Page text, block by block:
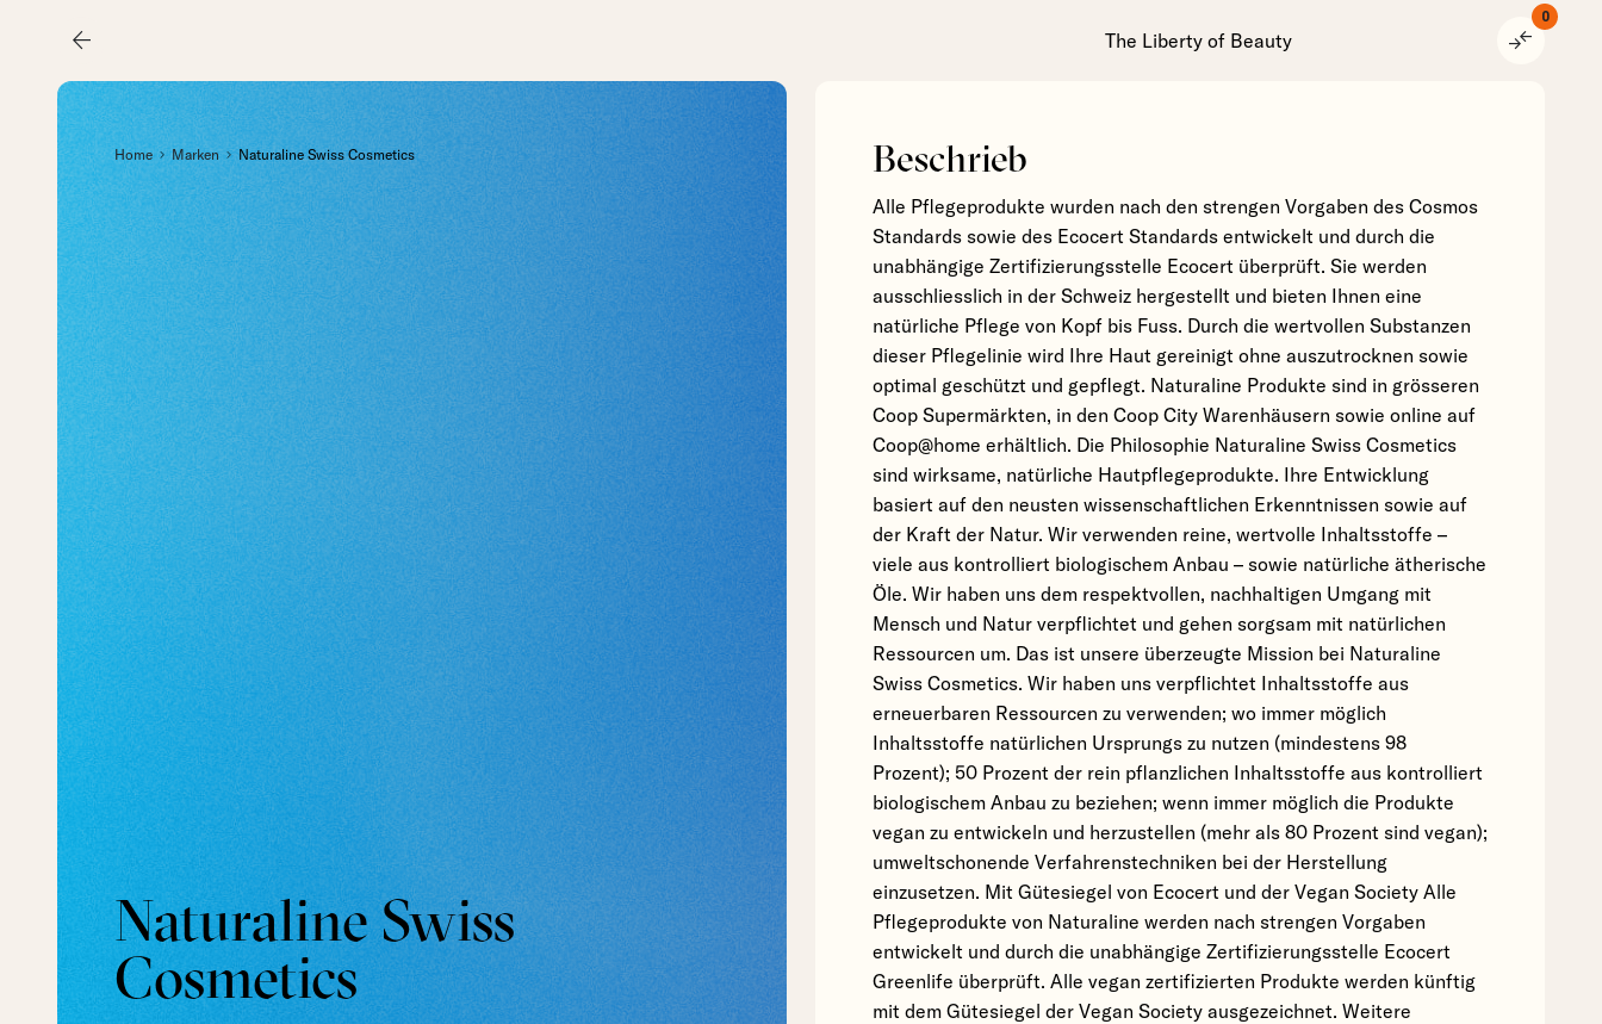
arrow_back The Liberty of Beauty compare_arrows
0
Home Marken Naturaline Swiss Cosmetics
Naturaline Swiss
Cosmetics
Beschrieb
Alle Pflegeprodukte wurden nach den strengen Vorgaben des Cosmos
Standards sowie des Ecocert Standards entwickelt und durch die
unabhängige Zertifizierungsstelle Ecocert überprüft. Sie werden
ausschliesslich in der Schweiz hergestellt und bieten Ihnen eine
natürliche Pflege von Kopf bis Fuss. Durch die wertvollen Substanzen
dieser Pflegelinie wird Ihre Haut gereinigt ohne auszutrocknen sowie
optimal geschützt und gepflegt. Naturaline Produkte sind in grösseren
Coop Supermärkten, in den Coop City Warenhäusern sowie online auf
Coop@home erhältlich. Die Philosophie Naturaline Swiss Cosmetics
sind wirksame, natürliche Hautpflegeprodukte. Ihre Entwicklung
basiert auf den neusten wissenschaftlichen Erkenntnissen sowie auf
der Kraft der Natur. Wir verwenden reine, wertvolle Inhaltsstoffe –
viele aus kontrolliert biologischem Anbau – sowie natürliche ätherische
Öle. Wir haben uns dem respektvollen, nachhaltigen Umgang mit
Mensch und Natur verpflichtet und gehen sorgsam mit natürlichen
Ressourcen um. Das ist unsere überzeugte Mission bei Naturaline
Swiss Cosmetics. Wir haben uns verpflichtet Inhaltsstoffe aus
erneuerbaren Ressourcen zu verwenden; wo immer möglich
Inhaltsstoffe natürlichen Ursprungs zu nutzen (mindestens 98
Prozent); 50 Prozent der rein pflanzlichen Inhaltsstoffe aus kontrolliert
biologischem Anbau zu beziehen; wenn immer möglich die Produkte
vegan zu entwickeln und herzustellen (mehr als 80 Prozent sind vegan);
umweltschonende Verfahrenstechniken bei der Herstellung
einzusetzen. Mit Gütesiegel von Ecocert und der Vegan Society Alle
Pflegeprodukte von Naturaline werden nach strengen Vorgaben
entwickelt und durch die unabhängige Zertifizierungsstelle Ecocert
Greenlife überprüft. Alle vegan zertifizierten Produkte werden künftig
mit dem Gütesiegel der Vegan Society ausgezeichnet. Weitere